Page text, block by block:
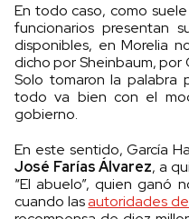
En todo caso, como
funcionarios presentan
disponibles, en Morelia
dicho por Sheinbaum, por
Solo tomaron la
todo va bien con el
gobierno.
En este sentido, García
José Farías Álvarez, a
“El abuelo”, quien ganó
cuando lasautoridades